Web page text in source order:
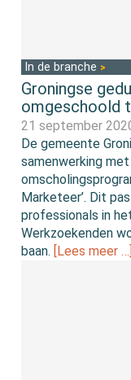
In de branche
Groningse
omgeschoold
21 september
De gemeente
samenwerking
Marketeer’. Dit
professionals in
Werkzoekenden
baan.
[Lees meer …]